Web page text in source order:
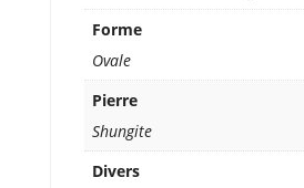
Forme
Ovale
Pierre
Shungite
Divers